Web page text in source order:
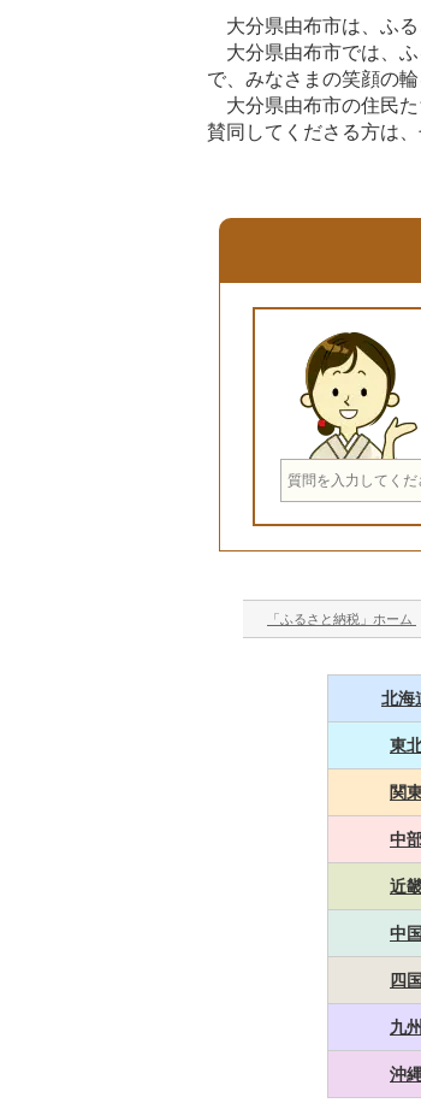
大分県由布市は、ふる
大分県由布市では、ふ
で、みなさまの笑顔の
大分県由布市の住民た
賛同してくださる方は
「ふるさと納税」ホーム
北海
東
関
中
近
中国
四国
九州
沖